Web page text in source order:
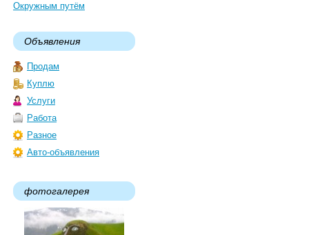
Окружным путём
Объявления
Продам
Куплю
Услуги
Работа
Разное
Авто-объявления
фотогалерея